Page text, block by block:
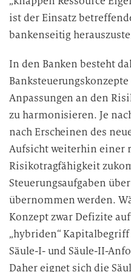
ist der Einsatz
bankenseitig
In den Banken besteht
Anpassungen an den
zu harmonisieren. Je
nach Erscheinen des
Aufsicht weiterhin einer
Risikotragfähigkeit
Steuerungsaufgaben
übernommen werden.
Konzept zwar Defizite
„hybriden“
Säule-I- und Säule-II-
Daher eignet sich die